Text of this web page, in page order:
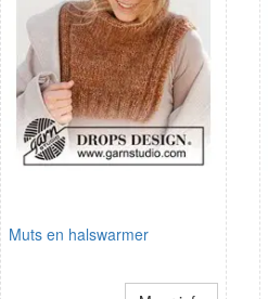
Muts en halswarmer